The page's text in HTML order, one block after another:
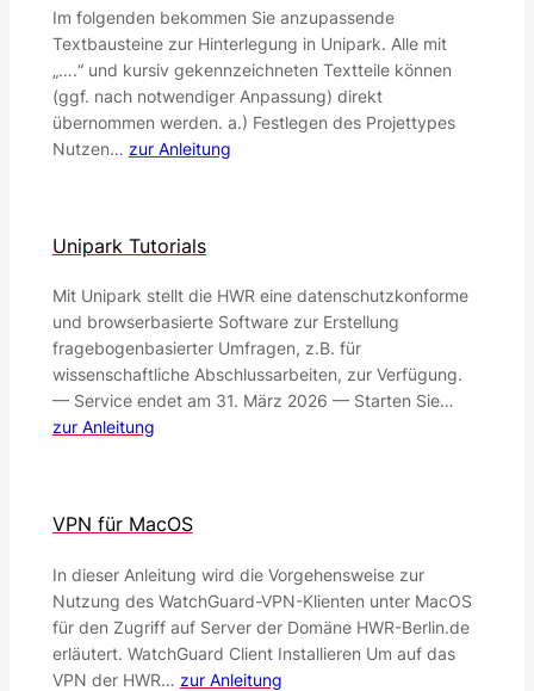
Im folgenden bekommen Sie anzupassende
Textbausteine zur Hinterlegung in Unipark. Alle mit
„….“ und kursiv gekennzeichneten Textteile können
(ggf. nach notwendiger Anpassung) direkt
übernommen werden. a.) Festlegen des Projettypes
Nutzen… zur Anleitung
Unipark Tutorials
Mit Unipark stellt die HWR eine datenschutzkonforme
und browserbasierte Software zur Erstellung
fragebogenbasierter Umfragen, z.B. für
wissenschaftliche Abschlussarbeiten, zur Verfügung.
— Service endet am 31. März 2026 — Starten Sie…
zur Anleitung
VPN für MacOS
In dieser Anleitung wird die Vorgehensweise zur
Nutzung des WatchGuard-VPN-Klienten unter MacOS
für den Zugriff auf Server der Domäne HWR-Berlin.de
erläutert. WatchGuard Client Installieren Um auf das
VPN der HWR… zur Anleitung